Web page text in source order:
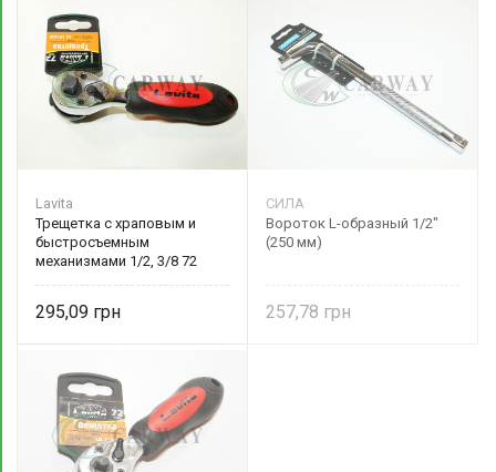
Lavita
Трещетка с храповым и
быстросъемным
механизмами 1/2, 3/8 72
295,09
СИЛА
Вороток L-образный 1/2"
(250 мм)
257,78